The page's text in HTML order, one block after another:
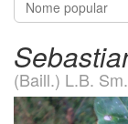
(Baill.) L.B.